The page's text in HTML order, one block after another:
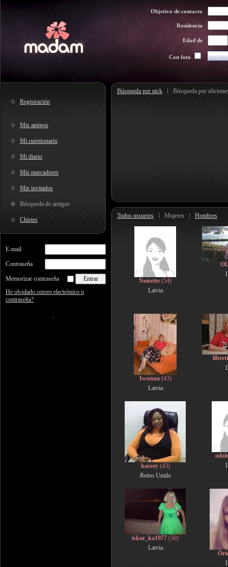
Objetivo de contacto
Residencia
Edad de
Con foto
Registración
Mis amigos
Mi cuestionario
Mi diario
Mis marcadores
Mis invitados
Búsqueda de amigos
Chistes
E-mail
Contraseña
Memorizar contraseña
He olvidado correo electrónico o
contraseña?
Búsqueda por nick Búsqueda por
Todos usuarios Mujeres Hombres
Noisette (54)
Latvia
Iwonna(43)
Latvia
kassey(43)
Reino Unido
iskor_ka1977 (50)
Latvia